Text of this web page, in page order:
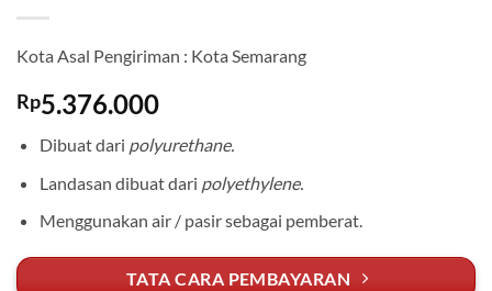
Kota Asal Pengiriman : Kota Semarang
Rp5.376.000
Dibuat dari polyurethane.
Landasan dibuat dari polyethylene.
Menggunakan air / pasir sebagai pemberat.
TATA CARA PEMBAYARAN